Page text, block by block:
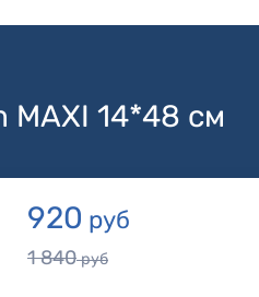
MAXI 14*48 см
920 руб
1 840руб